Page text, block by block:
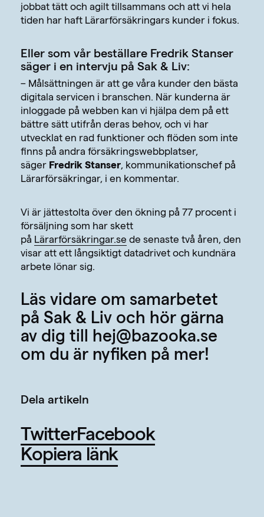
jobbat tätt och agilt tillsammans och att vi hela
tiden har haft Lärarförsäkringars kunder i fokus.
Eller som vår beställare Fredrik Stanser
säger i en intervju på Sak & Liv:
– Målsättningen är att ge våra kunder den bästa
digitala servicen i branschen. När kunderna är
inloggade på webben kan vi hjälpa dem på ett
bättre sätt utifrån deras behov, och vi har
utvecklat en rad funktioner och flöden som inte
finns på andra försäkringswebbplatser,
säger Fredrik Stanser, kommunikationschef på
Lärarförsäkringar, i en kommentar.
Vi är jättestolta över den ökning på 77 procent i
försäljning som har skett
på Lärarförsäkringar.se de senaste två åren, den
visar att ett långsiktigt datadrivet och kundnära
arbete lönar sig.
Läs vidare om samarbetet
på Sak & Liv och hör gärna
av dig till hej@bazooka.se
om du är nyfiken på mer!
Dela artikeln
TwitterFacebook
Kopiera länk